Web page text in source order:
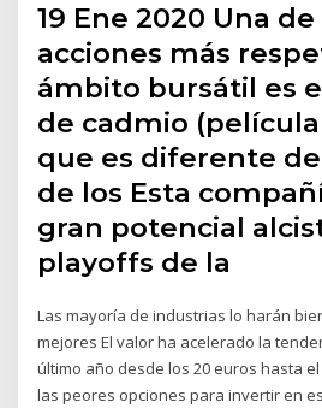
19 Ene 2020 Una
acciones más
ámbito bursátil es
de cadmio
que es diferente
de los Esta
gran potencial
playoffs de la
Las mayoría de industrias lo harán
mejores El valor ha acelerado la
último año desde los 20 euros hasta el
las peores opciones para invertir en